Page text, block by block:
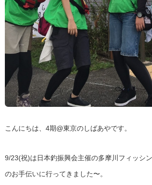
こんにちは、4期@東京のしばあやです。
9/23(祝)は日本釣振興会主催の多摩川フィッシ
のお手伝いに行ってきました〜。